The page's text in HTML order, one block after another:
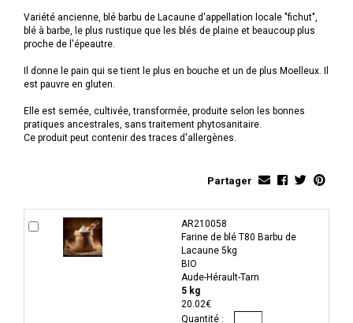
Variété ancienne, blé barbu de Lacaune d'appellation locale "fichut",
blé à barbe, le plus rustique que les blés de plaine et beaucoup plus
proche de l'épeautre.
Il donne le pain qui se tient le plus en bouche et un de plus Moelleux. Il
est pauvre en gluten.
Elle est semée, cultivée, transformée, produite selon les bonnes
pratiques ancestrales, sans traitement phytosanitaire.
Ce produit peut contenir des traces d'allergènes.
Partager
AR210058
Farine de blé T80 Barbu de
Lacaune 5kg
BIO
Aude-Hérault-Tarn
5 kg
20.02€